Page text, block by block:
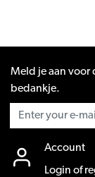
Meld je aan voor
bedankje.
Account
Login of